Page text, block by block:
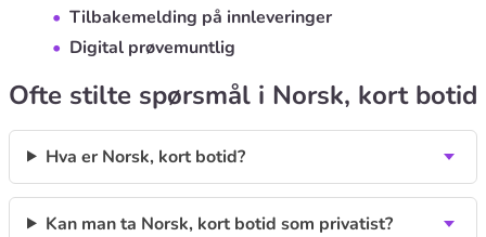
Tilbakemelding på innleveringer
Digital prøvemuntlig
Ofte stilte spørsmål i Norsk, kort botid
Hva er Norsk, kort botid?
Kan man ta Norsk, kort botid som privatist?